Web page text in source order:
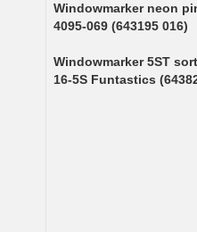
Windowmarker neon
4095-069 (643195 016)
Windowmarker 5ST
16-5S Funtastics